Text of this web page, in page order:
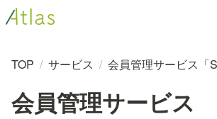
TOP / サービス / 会員管理サービス「
会員管理サービス